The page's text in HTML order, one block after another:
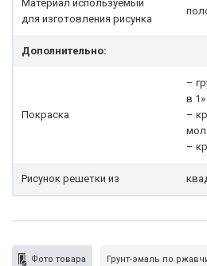
Материал используемый
для изготовления рисунка
Дополнительно:
Покраска
–
в 1»
–
–
Рисунок решетки из
Фото товара Грунт-эмаль по